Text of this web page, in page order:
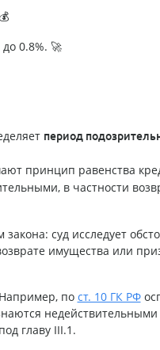
0.8%. 🚀
период
принцип равенства
в частности
суд исследует
имущества или
по ст. 10 ГК РФ
главу III.1.